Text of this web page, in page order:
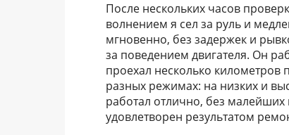
После нескольких часов
волнением я сел за руль и
мгновенно, без задержек и
за поведением двигателя. Он
проехал несколько километров
разных режимах: на низких и
работал отлично, без
удовлетворен результатом